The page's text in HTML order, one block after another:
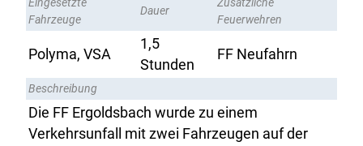
Eingesetzte
Fahrzeuge
Dauer
Zusätzliche
Feuerwehren
Polyma, VSA
1,5
Stunden
FF Neufahrn
Beschreibung
Die FF Ergoldsbach wurde zu einem
Verkehrsunfall mit zwei Fahrzeugen auf der